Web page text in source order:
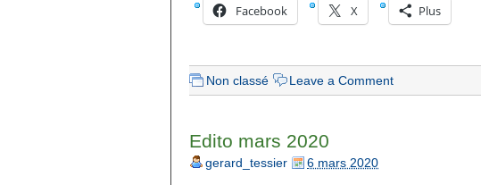
Facebook X Plus
Non classé Leave a Comment
Edito mars 2020
gerard_tessier 6 mars 2020